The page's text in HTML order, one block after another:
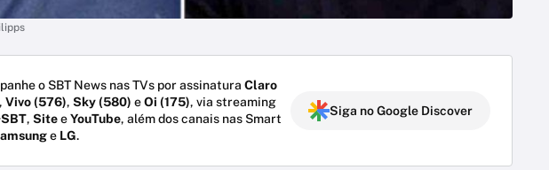
o SBT News nas TVs por assinatura Claro
, Vivo (576), Sky (580) eOi (175), via streaming
, SiteeYouTube, além dos canais nas Smart
e LG.
Siga no Google Discover